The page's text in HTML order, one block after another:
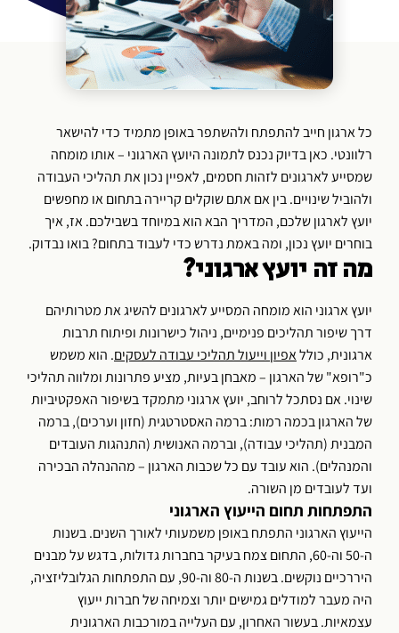
כל ארגון חייב להתפתח ולהשתפר באופן מתמיד כדי להישאר
רלוונטי. כאן בדיוק נכנס לתמונה היועץ הארגוני – אותו מומחה
שמסייע לארגונים לזהות חסמים, לאפיין נכון את תהליכי העבודה
ולהוביל שינויים. בין אם אתם שוקלים קריירה בתחום או מחפשים
יועץ לארגון שלכם, המדריך הבא הוא במיוחד בשבילכם. אז, איך
בוחרים יועץ נכון, ומה באמת נדרש כדי לעבוד בתחום? בואו נבדוק.
מה זה יועץ ארגוני?
יועץ ארגוני הוא מומחה המסייע לארגונים להשיג את מטרותיהם
דרך שיפור תהליכים פנימיים, ניהול כישרונות ופיתוח תרבות
ארגונית, כוללאפיון וייעול תהליכי עבודה לעסקים. הוא משמש
כ"רופא" של הארגון – מאבחן בעיות, מציע פתרונות ומלווה תהליכי
שינוי. אם נסתכל לרוחב, יועץ ארגוני מתמקד בשיפור האפקטיביות
של הארגון בכמה רמות: ברמה האסטרטגית (חזון וערכים), ברמה
המבנית (תהליכי עבודה), וברמה האנושית (התנהגות העובדים
והמנהלים). הוא עובד עם כל שכבות הארגון – מההנהלה הבכירה
ועד לעובדים מן השורה.
התפתחות תחום הייעוץ הארגוני
הייעוץ הארגוני התפתח באופן משמעותי לאורך השנים. בשנות
ה-50 וה-60, התחום צמח בעיקר בחברות גדולות, בדגש על מבנים
היררכיים נוקשים. בשנות ה-80 וה-90, עם התפתחות הגלובליזציה,
היה מעבר למודלים גמישים יותר וצמיחה של חברות ייעוץ
עצמאיות. בעשור האחרון, עם העלייה במורכבות הארגונית